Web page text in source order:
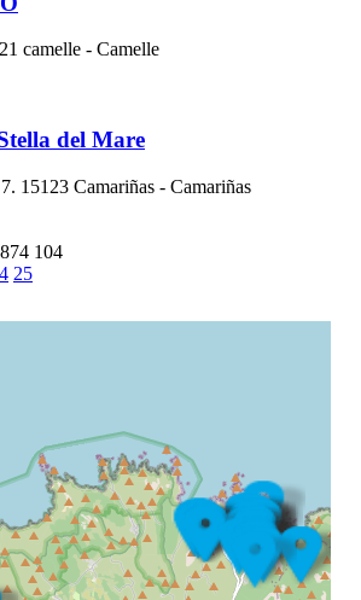
camelle - Camelle
del Mare
15123 Camariñas - Camariñas
104
25